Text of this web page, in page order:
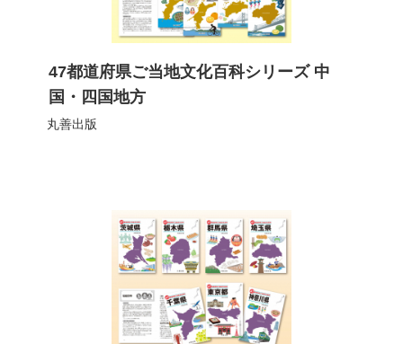
47都道府県ご当地文化百科シリーズ 中
国・四国地方
丸善出版